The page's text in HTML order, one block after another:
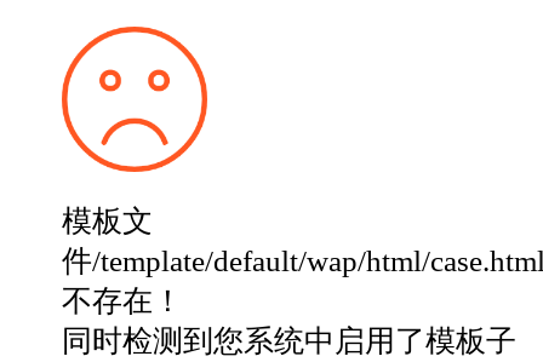
模板文
件/template/default/wap/html/
不存在！
同时检测到您系统中启用了模板子